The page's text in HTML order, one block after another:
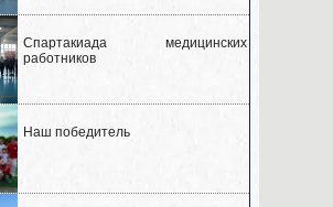
Спартакиада медицинских
работников
Наш победитель